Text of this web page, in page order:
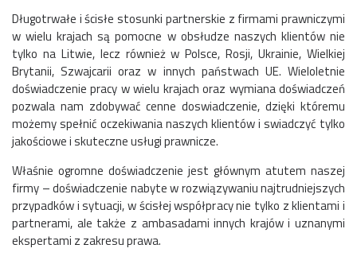
Długotrwałe i ścisłe stosunki partnerskie z firmami prawniczymi
w wielu krajach są pomocne w obsłudze naszych klientów nie
tylko na Litwie, lecz również w Polsce, Rosji, Ukrainie, Wielkiej
Brytanii, Szwajcarii oraz w innych państwach UE. Wieloletnie
doświadczenie pracy w wielu krajach oraz wymiana doświadczeń
pozwala nam zdobywać cenne doswiadczenie, dzięki któremu
możemy spełnić oczekiwania naszych klientów i swiadczyć tylko
jakościowe i skuteczne usługi prawnicze.
Właśnie ogromne doświadczenie jest głównym atutem naszej
firmy – doświadczenie nabyte w rozwiązywaniu najtrudniejszych
przypadków i sytuacji, w ścisłej współpracy nie tylko z klientami i
partnerami, ale także z ambasadami innych krajów i uznanymi
ekspertami z zakresu prawa.